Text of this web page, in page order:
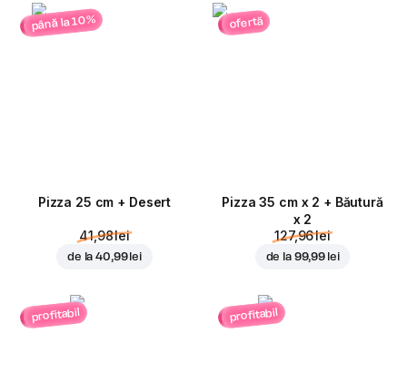
până la 10%
Pizza 25 cm + Desert
41,98 lei
de la40,99 lei
ofertă
Pizza 35 cm x 2 + Băutură
x 2
127,96 lei
de la 99,99 lei
profitabil profitabil